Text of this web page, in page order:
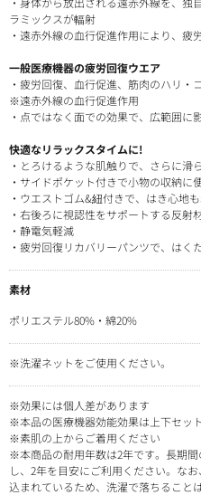
ラミックスが輻射
・遠赤外線の血行促進作用により、疲
一般医療機器の疲労回復ウエア
・疲労回復、血行促進、筋肉のハリ・
※遠赤外線の血行促進作用
・点ではなく面での効果で、広範囲に
快適なリラックスタイムに!
・とろけるような肌触りで、さらに滑
・サイドポケット付きで小物の収納に
・ウエストゴム&紐付きで、はき心地
・右後ろに視認性をサポートする反射
・静電気軽減
・疲労回復リカバリーパンツで、は
素材
ポリエステル80%・綿20%
※洗濯ネットをご使用ください。
※効果には個人差があります
※本品の医療機器効能効果は上下セッ
※素肌の上からご着用ください
※本商品の耐用年数は2年です。長期
し、2年を目安にご利用ください。な
込まれているため、洗濯で落ちること